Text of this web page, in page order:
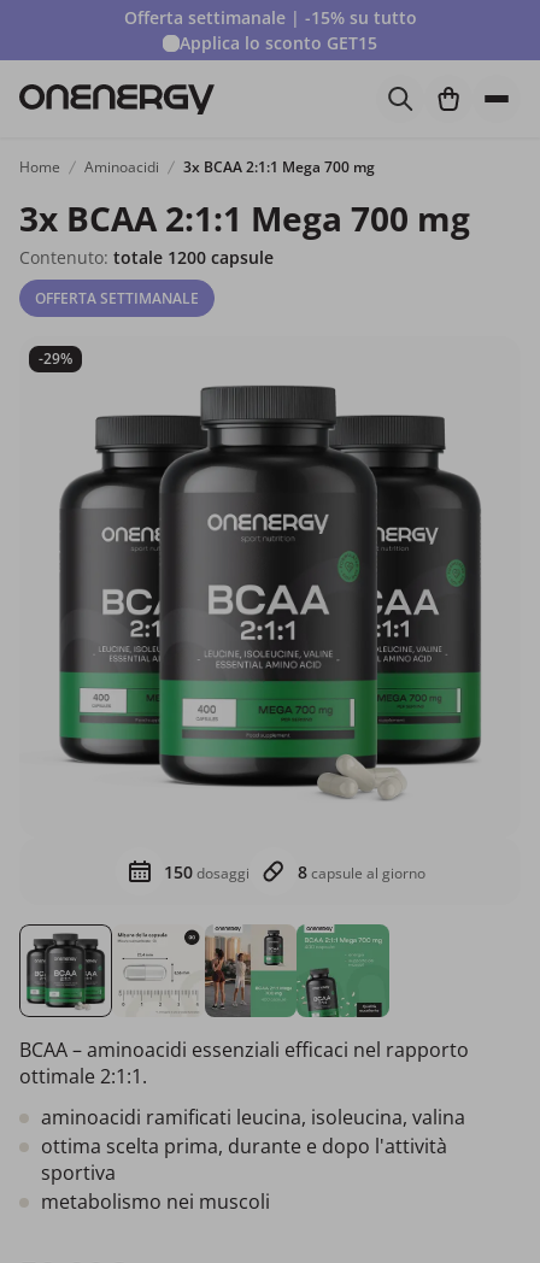
Offerta settimanale | -15% su tutto
Applica lo sconto GET15
Home Aminoacidi 3x BCAA 2:1:1 Mega 700 mg
3x BCAA 2:1:1 Mega 700 mg
Contenuto: totale 1200 capsule
OFFERTA SETTIMANALE
-29%
150dosaggi 8capsule al giorno
BCAA – aminoacidi essenziali efficaci nel rapporto
ottimale 2:1:1.
aminoacidi ramificati leucina, isoleucina, valina
ottima scelta prima, durante e dopo l'attività
sportiva
metabolismo nei muscoli